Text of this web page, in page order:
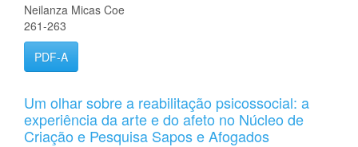
Neilanza Micas Coe
261-263
PDF-A
Um olhar sobre a reabilitação psicossocial: a
experiência da arte e do afeto no Núcleo de
Criação e Pesquisa Sapos e Afogados